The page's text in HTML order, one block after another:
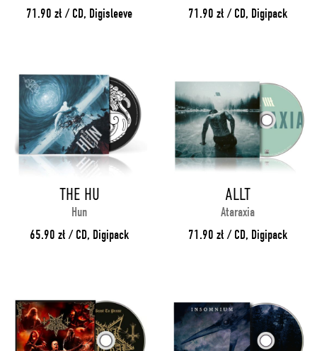
71.90 zł / CD, Digisleeve
71.90 zł / CD, Digipack
THE HU
Hun
65.90 zł / CD, Digipack
ALLT
Ataraxia
71.90 zł / CD, Digipack